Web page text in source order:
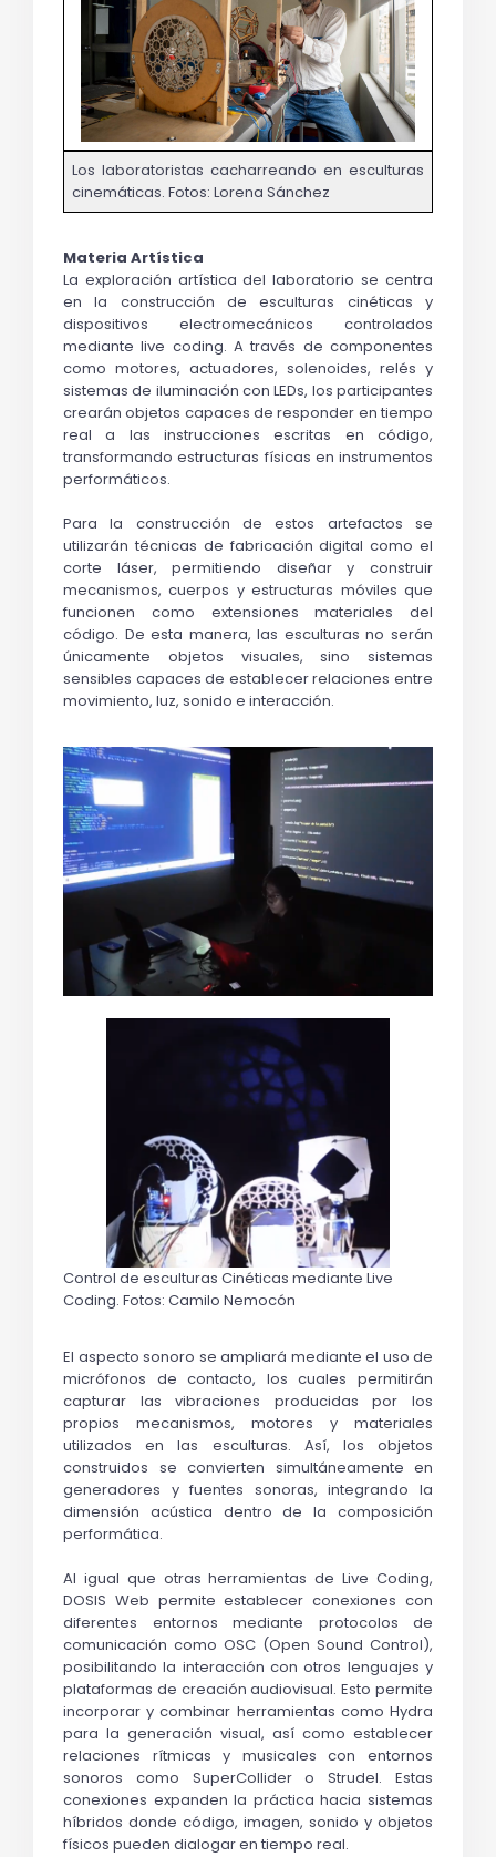
Los laboratoristas cacharreando en esculturas
cinemáticas. Fotos: Lorena Sánchez
Materia Artística
La exploración artística del laboratorio se centra
en la construcción de esculturas cinéticas y
dispositivos electromecánicos controlados
mediante live coding. A través de componentes
como motores, actuadores, solenoides, relés y
sistemas de iluminación con LEDs, los participantes
crearán objetos capaces de responder en tiempo
real a las instrucciones escritas en código,
transformando estructuras físicas en instrumentos
performáticos.
Para la construcción de estos artefactos se
utilizarán técnicas de fabricación digital como el
corte láser, permitiendo diseñar y construir
mecanismos, cuerpos y estructuras móviles que
funcionen como extensiones materiales del
código. De esta manera, las esculturas no serán
únicamente objetos visuales, sino sistemas
sensibles capaces de establecer relaciones entre
movimiento, luz, sonido e interacción.
Control de esculturas Cinéticas mediante Live
Coding. Fotos: Camilo Nemocón
El aspecto sonoro se ampliará mediante el uso de
micrófonos de contacto, los cuales permitirán
capturar las vibraciones producidas por los
propios mecanismos, motores y materiales
utilizados en las esculturas. Así, los objetos
construidos se convierten simultáneamente en
generadores y fuentes sonoras, integrando la
dimensión acústica dentro de la composición
performática.
Al igual que otras herramientas de Live Coding,
DOSIS Web permite establecer conexiones con
diferentes entornos mediante protocolos de
comunicación como OSC (Open Sound Control),
posibilitando la interacción con otros lenguajes y
plataformas de creación audiovisual. Esto permite
incorporar y combinar herramientas como Hydra
para la generación visual, así como establecer
relaciones rítmicas y musicales con entornos
sonoros como SuperCollider o Strudel. Estas
conexiones expanden la práctica hacia sistemas
híbridos donde código, imagen, sonido y objetos
físicos pueden dialogar en tiempo real.